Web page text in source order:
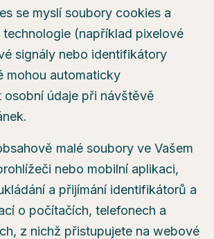
se myslí soubory cookies a
(například pixelové
signály nebo identifikátory
mohou automaticky
údaje při návštěvě
malé soubory ve Vašem
nebo mobilní aplikaci,
a přijímání identifikátorů a
o počítačích, telefonech a
z nichž přistupujete na webové